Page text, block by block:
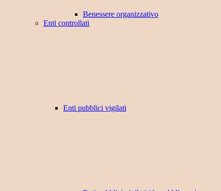
Benessere organizzativo
Enti controllati
Enti pubblici vigilati